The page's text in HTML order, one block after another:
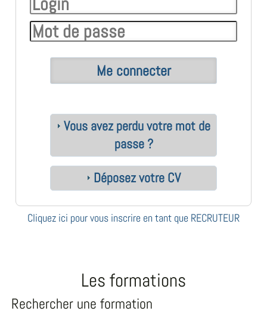
Vous avez perdu votre mot de
passe ?
Déposez votre CV
Cliquez ici pour vous inscrire en tant que RECRUTEUR
Les formations
Rechercher une formation